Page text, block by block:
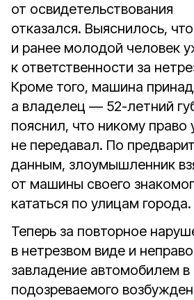
от освидетельствования
отказался. Выяснилось,
и ранее молодой человек
к ответственности за
Кроме того, машина
а владелец — 52-летний
пояснил, что никому право
не передавал. По
данным, злоумышленник
от машины своего
кататься по улицам города.
Теперь за повторное
в нетрезвом виде и
завладение автомобилем
подозреваемого